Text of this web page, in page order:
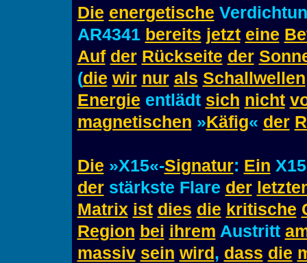
Die energetische
AR4341 bereits jetzt eine
Auf der Rückseite der
(die wir nur als Schallwellen
Energie entlädt sich nicht
magnetischen »Käfig« der
Die »X15«-Signatur: Ein
derstärkste Flare der
Matrix ist dies die kritische
Region bei ihrem Austritt
massiv sein wird, dass die